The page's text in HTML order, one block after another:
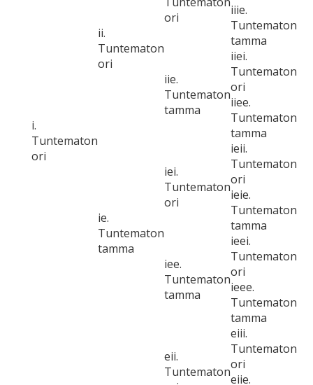
i.
Tuntematon
ori
ii.
Tuntematon
ori
ori
iiie.
Tuntematon
tamma
iie.
Tuntematon
tamma
iiei.
Tuntematon
ori
iiee.
Tuntematon
tamma
ie.
Tuntematon
tamma
iei.
Tuntematon
ori
ieii.
Tuntematon
ori
ieie.
Tuntematon
tamma
iee.
Tuntematon
tamma
ieei.
Tuntematon
ori
ieee.
Tuntematon
tamma
eii.
Tuntematon
eiii.
Tuntematon
ori
eiie.